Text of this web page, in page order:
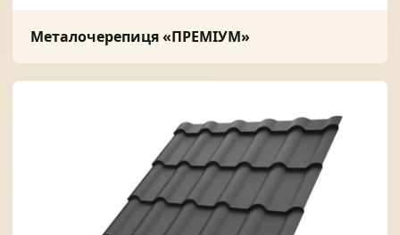
Металочерепиця «ПРЕМІУМ»